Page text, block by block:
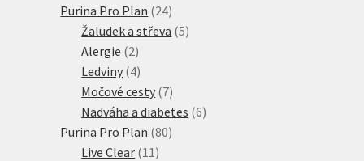
Purina Pro Plan 2424
produktů
Žaludek a střeva 55
Alergie 22
produkty
Ledviny 44
produkty
Močové cesty 77
produktů
Nadváha a diabetes 66
Purina Pro Plan 8080
Live Clear 11 11